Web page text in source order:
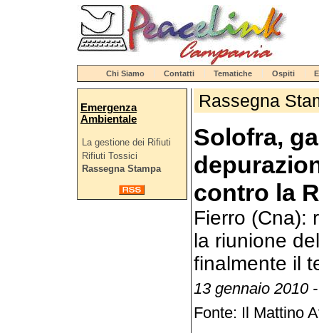
Chi Siamo Contatti Tematiche Ospiti
Emergenza
Ambientale
La gestione dei Rifiuti
Rifiuti Tossici
Rassegna Stampa
Rassegna
Solofra,
contro la
Fierro (Cna):
la riunione
finalmente il
13 gennaio 2010
Fonte: Il Mattino